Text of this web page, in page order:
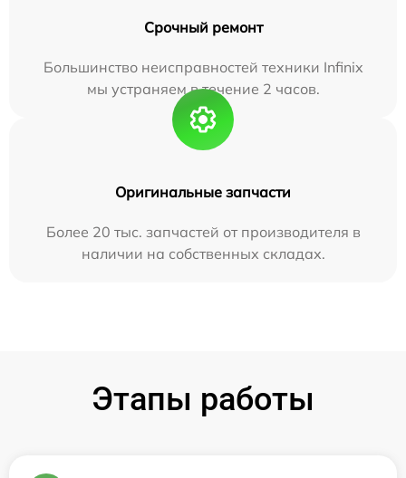
Срочный ремонт
Большинство неисправностей техники Infinix
мы устраняем в течение 2 часов.
Оригинальные запчасти
Более 20 тыс. запчастей от производителя в
наличии на собственных складах.
Этапы работы